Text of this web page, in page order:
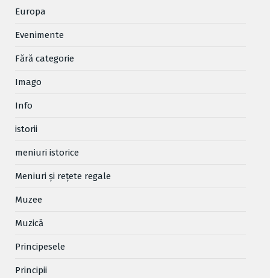
Europa
Evenimente
Fără categorie
Imago
Info
istorii
meniuri istorice
Meniuri și rețete regale
Muzee
Muzică
Principesele
Principii